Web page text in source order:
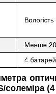
Менше
4
солеміра